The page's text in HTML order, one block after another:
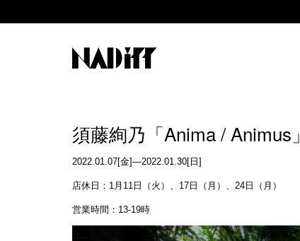
須藤絢乃「Anima / Animus」
2022.01.07[金]—2022.01.30[日]
店休日：1月11日（火）、17日（月）、24日（月）
営業時間：13-19時